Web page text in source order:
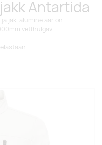
Antartida
jaki alumine äär on
vetthülgav.